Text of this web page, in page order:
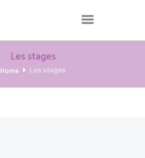
Les stages
Home Les stages